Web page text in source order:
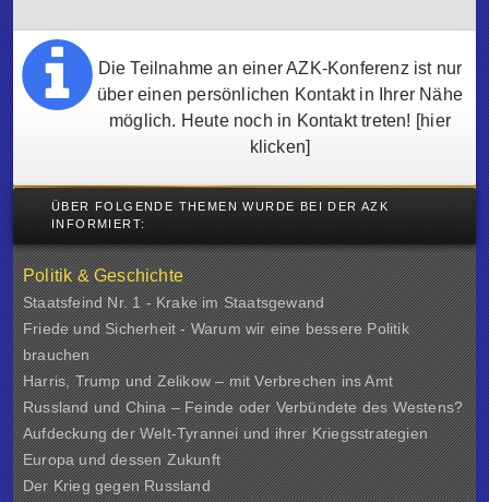
Die Teilnahme an einer AZK-Konferenz ist nur
über einen persönlichen Kontakt in Ihrer Nähe
möglich. Heute noch in Kontakt treten! [hier
klicken]
ÜBER FOLGENDE THEMEN WURDE BEI DER AZK
INFORMIERT:
Politik & Geschichte
Staatsfeind Nr. 1 - Krake im Staatsgewand
Friede und Sicherheit - Warum wir eine bessere Politik
brauchen
Harris, Trump und Zelikow – mit Verbrechen ins Amt
Russland und China – Feinde oder Verbündete des Westens?
Aufdeckung der Welt-Tyrannei und ihrer Kriegsstrategien
Europa und dessen Zukunft
Der Krieg gegen Russland